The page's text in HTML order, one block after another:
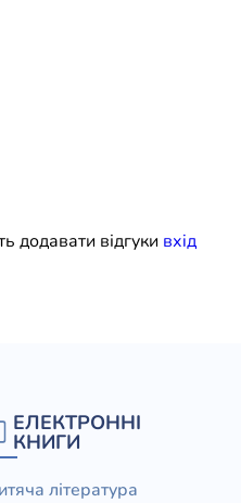
Художня література
додавати відгуки вхiд
ЕЛЕКТРОННІ
КНИГИ
література